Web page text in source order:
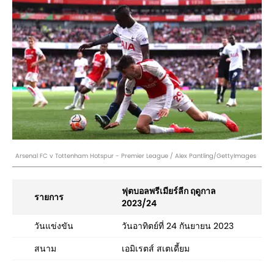
Arsenal FC v Tottenham Hotspur - Premier League / Alex Pantling/GettyImages
รายการ
ฟุตบอลพรีเมียร์ลีก ฤดูกาล
2023/24
วันแข่งขัน
วันอาทิตย์ที่ 24 กันยายน 2023
สนาม
เอมิเรตส์ สเตเดี้ยม